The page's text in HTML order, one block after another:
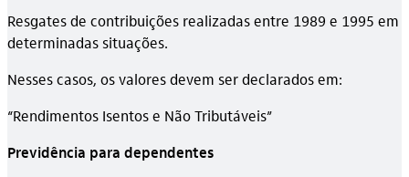
Resgates de contribuições realizadas entre 1989 e 1995 em
determinadas situações.
Nesses casos, os valores devem ser declarados em:
“Rendimentos Isentos e Não Tributáveis”
Previdência para dependentes